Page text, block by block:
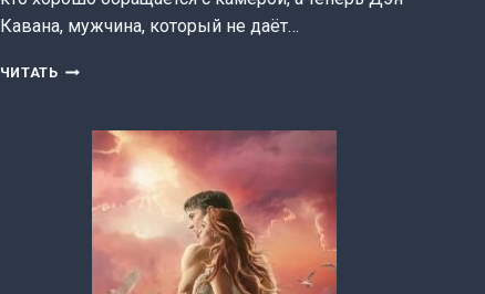
Кавана, мужчина, который не даёт…
ЧИТАТЬ МОЯ
СУПЕРЗВЕЗДА
(ДАРЬЯ
СОРОКИНА)